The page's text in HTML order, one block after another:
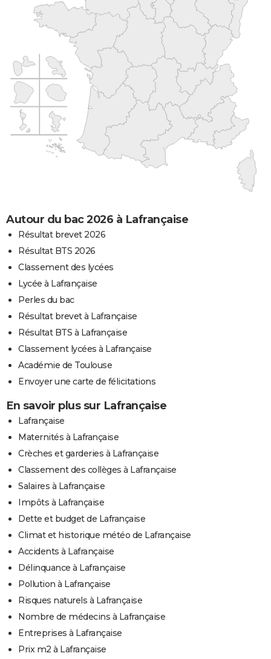
Autour du bac 2026 à Lafrançaise
Résultat brevet 2026
Résultat BTS 2026
Classement des lycées
Lycée à Lafrançaise
Perles du bac
Résultat brevet à Lafrançaise
Résultat BTS à Lafrançaise
Classement lycées à Lafrançaise
Académie de Toulouse
Envoyer une carte de félicitations
En savoir plus sur Lafrançaise
Lafrançaise
Maternités à Lafrançaise
Crèches et garderies à Lafrançaise
Classement des collèges à Lafrançaise
Salaires à Lafrançaise
Impôts à Lafrançaise
Dette et budget de Lafrançaise
Climat et historique météo de Lafrançaise
Accidents à Lafrançaise
Délinquance à Lafrançaise
Pollution à Lafrançaise
Risques naturels à Lafrançaise
Nombre de médecins à Lafrançaise
Entreprises à Lafrançaise
Prix m2 à Lafrançaise